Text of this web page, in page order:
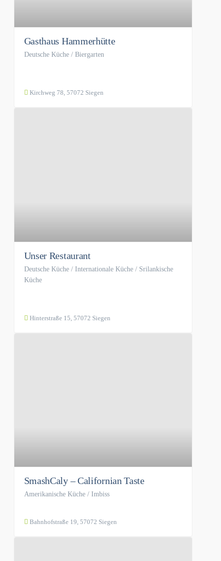
Gasthaus Hammerhütte
Deutsche Küche / Biergarten
Kirchweg 78, 57072 Siegen
Unser Restaurant
Deutsche Küche / Internationale Küche / Srilankische
Küche
Hinterstraße 15, 57072 Siegen
SmashCaly – Californian Taste
Amerikanische Küche / Imbiss
Bahnhofstraße 19, 57072 Siegen